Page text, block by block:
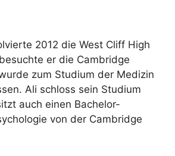
2012 die West Cliff High
er die Cambridge
zum Studium der Medizin
Ali schloss sein Studium
auch einen Bachelor-
von der Cambridge